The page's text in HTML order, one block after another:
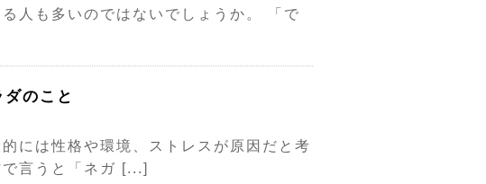
人も多いのではないでしょうか。 「で
のこと
には性格や環境、ストレスが原因だと考
言うと「ネガ [...]